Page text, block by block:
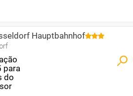
Hauptbahnhof